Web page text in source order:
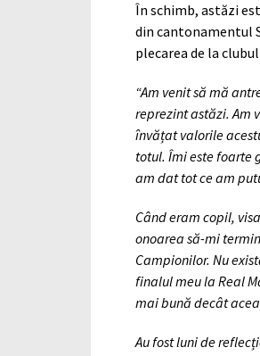
În schimb, astăzi
din cantonamentul
plecarea de la
“Am venit să mă
reprezint astăzi. Am
învățat valorile
totul. Îmi este foarte
am dat tot ce am
Când eram copil,
onoarea să-mi
Campionilor. Nu
finalul meu la Real
mai bună decât
Au fost luni de